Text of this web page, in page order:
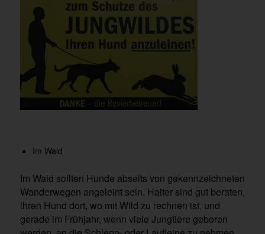
Im Wald
Im Wald sollten Hunde abseits von gekennzeichneten
Wanderwegen angeleint sein. Halter sind gut beraten,
ihren Hund dort, wo mit Wild zu rechnen ist, und
gerade im Frühjahr, wenn viele Jungtiere geboren